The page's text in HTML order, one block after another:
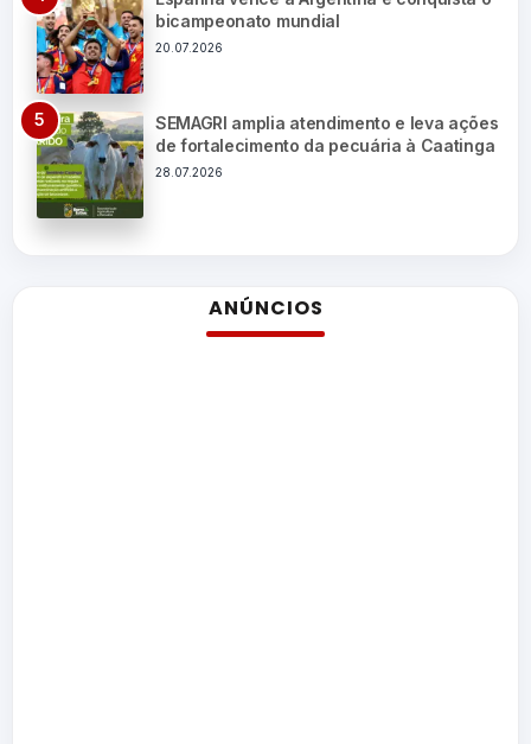
bicampeonato mundial
20.07.2026
SEMAGRI amplia atendimento e leva ações
de fortalecimento da pecuária à Caatinga
28.07.2026
ANÚNCIOS